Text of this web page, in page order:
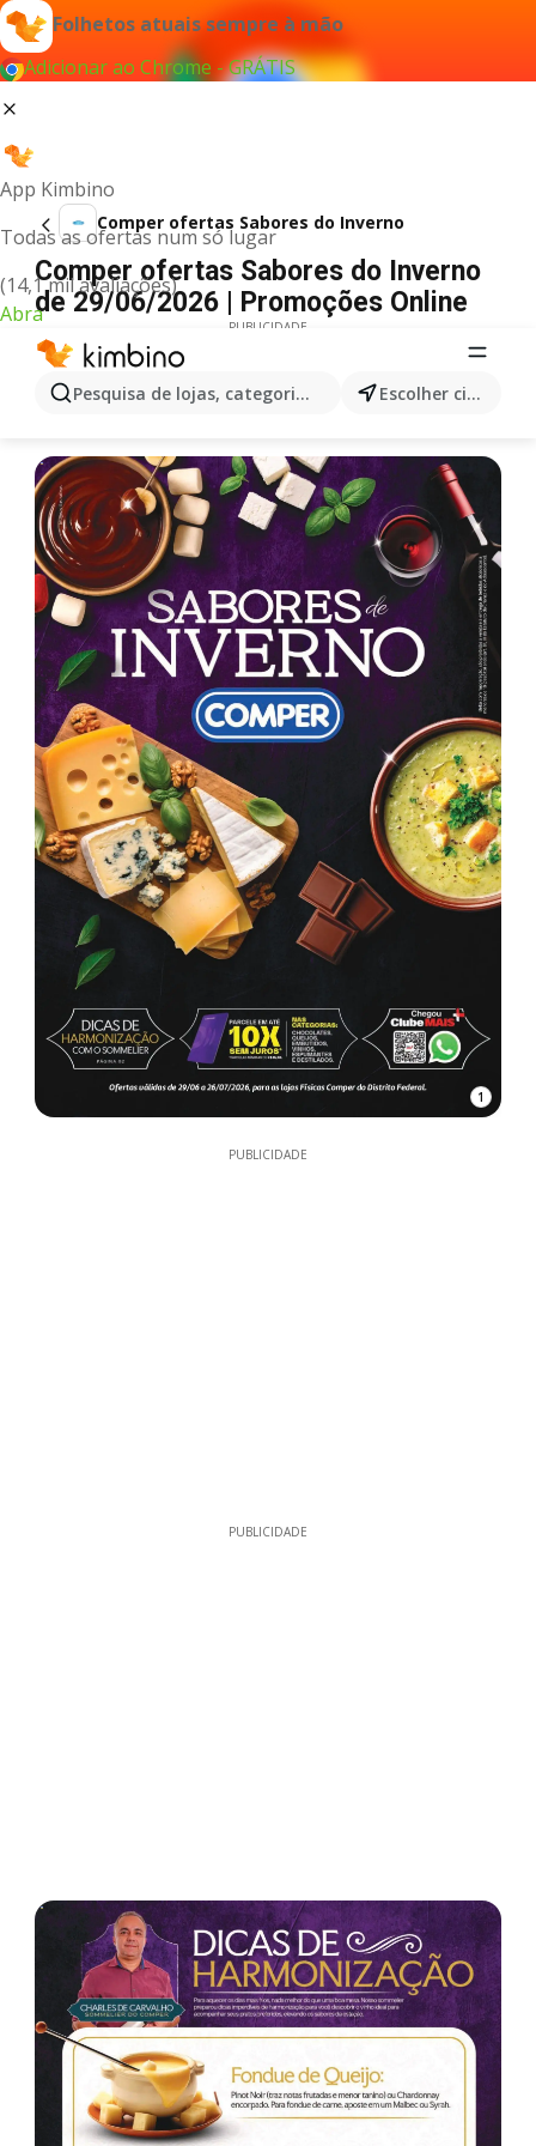
Folhetos atuais sempre à mão
Adicionar ao Chrome - GRÁTIS
App Kimbino
Todas as ofertas num só lugar
(14,1 mil avaliações)
Abra
Pesquisa de lojas, categorias,produtos... Escolher cidade
Comper ofertas Sabores do Inverno
Comper ofertas Sabores do Inverno
de 29/06/2026 | Promoções Online
PUBLICIDADE
1
PUBLICIDADE
PUBLICIDADE